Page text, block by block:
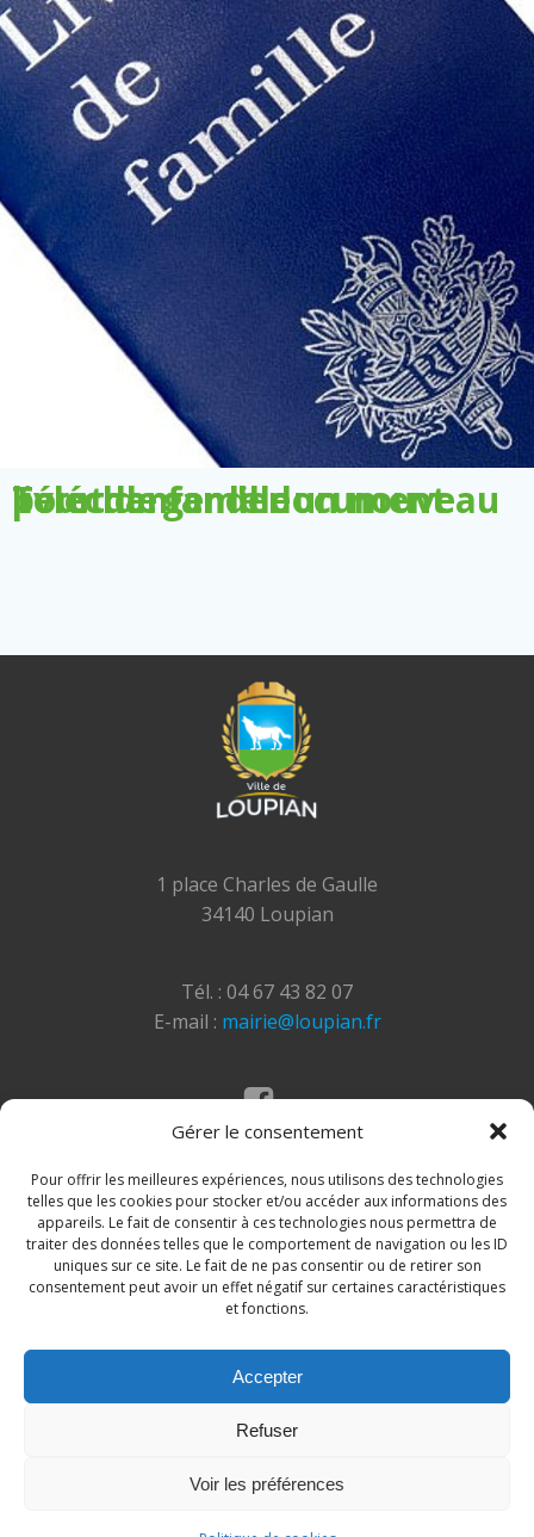
Gérer le consentement
Pour offrir les meilleures expériences, nous utilisons des technologies
telles que les cookies pour stocker et/ou accéder aux informations des
appareils. Le fait de consentir à ces technologies nous permettra de
traiter des données telles que le comportement de navigation ou les ID
uniques sur ce site. Le fait de ne pas consentir ou de retirer son
consentement peut avoir un effet négatif sur certaines caractéristiques
et fonctions.
Accepter
Refuser
Voir les préférences
Télécharger le document pour demander un nouveau livret de famille
1 place Charles de Gaulle
34140 Loupian
Tél. : 04 67 43 82 07
E-mail : mairie@loupian.fr
© 2026 Site de la commune de Loupian. Un service
proposé parComm'un Site